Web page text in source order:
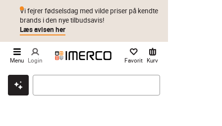
Klik & hent Byt i 1 år Prismatch
Vi fejrer fødselsdag med vilde priser på kendte
brands i den nye tilbudsavis!
Læs avisen her
Menu Login Favorit Kurv